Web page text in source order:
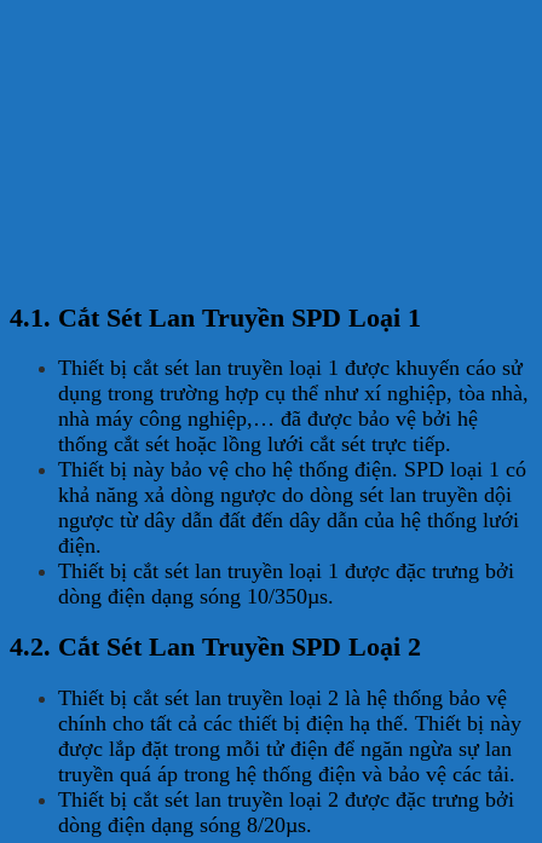
4.1. Cắt Sét Lan Truyền SPD Loại 1
Thiết bị cắt sét lan truyền loại 1 được khuyến cáo sử
dụng trong trường hợp cụ thể như xí nghiệp, tòa nhà,
nhà máy công nghiệp,… đã được bảo vệ bởi hệ
thống cắt sét hoặc lồng lưới cắt sét trực tiếp.
Thiết bị này bảo vệ cho hệ thống điện. SPD loại 1 có
khả năng xả dòng ngược do dòng sét lan truyền dội
ngược từ dây dẫn đất đến dây dẫn của hệ thống lưới
điện.
Thiết bị cắt sét lan truyền loại 1 được đặc trưng bởi
dòng điện dạng sóng 10/350µs.
4.2. Cắt Sét Lan Truyền SPD Loại 2
Thiết bị cắt sét lan truyền loại 2 là hệ thống bảo vệ
chính cho tất cả các thiết bị điện hạ thế. Thiết bị này
được lắp đặt trong mỗi tử điện để ngăn ngừa sự lan
truyền quá áp trong hệ thống điện và bảo vệ các tải.
Thiết bị cắt sét lan truyền loại 2 được đặc trưng bởi
dòng điện dạng sóng 8/20µs.